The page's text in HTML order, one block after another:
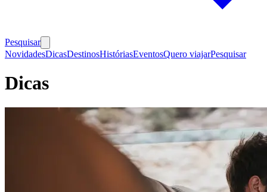
Pesquisar
NovidadesDicasDestinosHistóriasEventosQuero viajarPesquisar
Dicas